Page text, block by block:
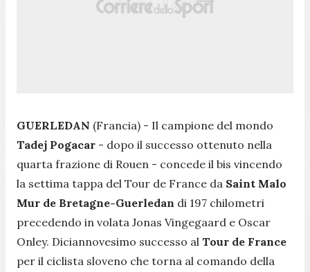
GUERLEDAN (Francia) - Il campione del mondo
Tadej Pogacar - dopo il successo ottenuto nella
quarta frazione di Rouen - concede il bis vincendo
la settima tappa del Tour de France da Saint Malo
Mur de Bretagne-Guerledan di 197 chilometri
precedendo in volata Jonas Vingegaard e Oscar
Onley. Diciannovesimo successo al Tour de France
per il ciclista sloveno che torna al comando della